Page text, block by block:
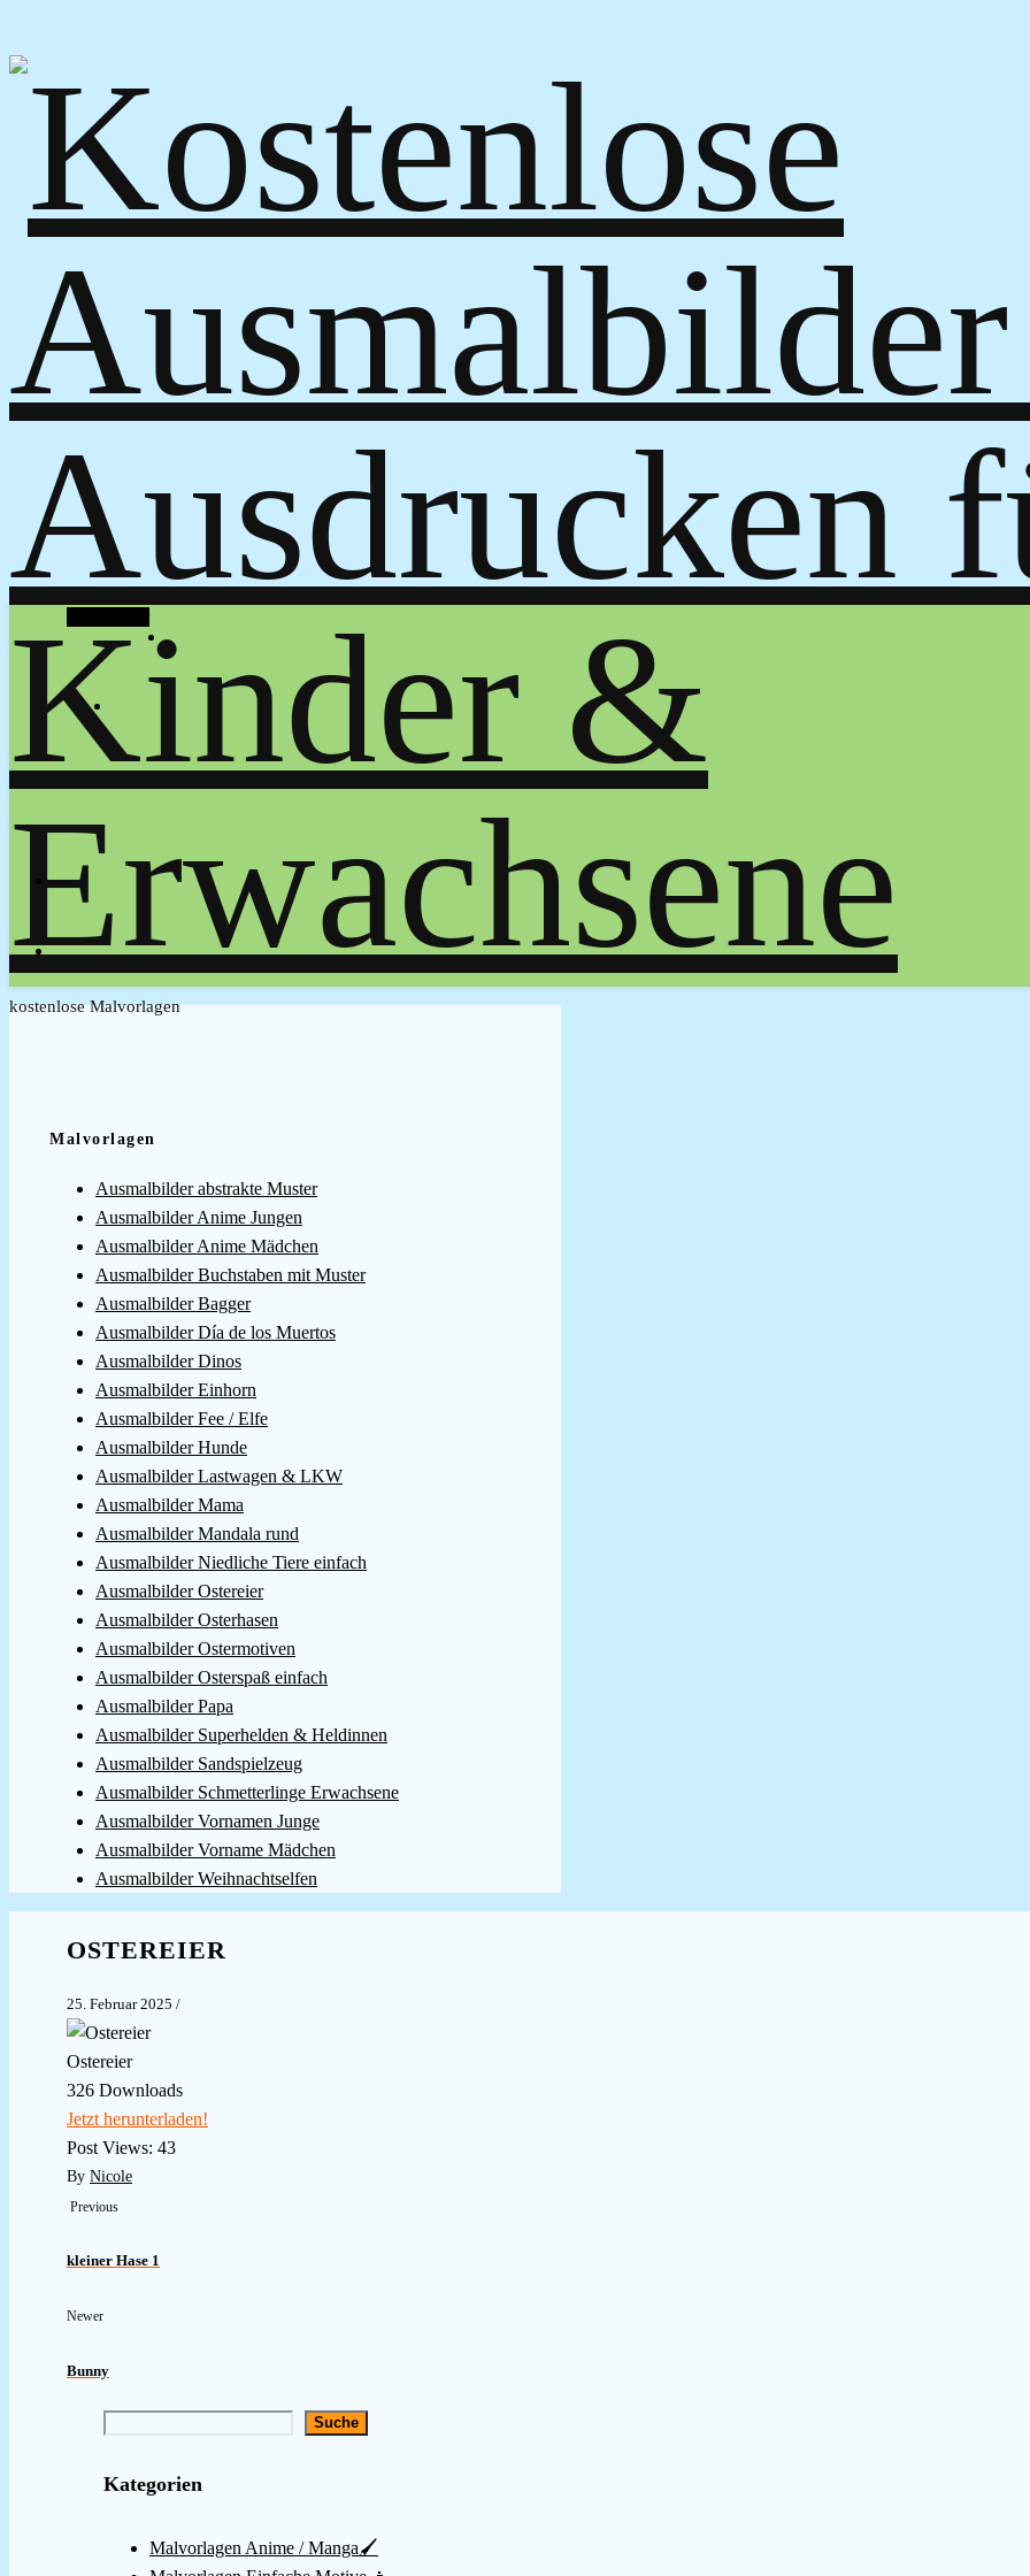
kostenlose Malvorlagen
Malvorlagen
Ausmalbilder abstrakte Muster
Ausmalbilder Anime Jungen
Ausmalbilder Anime Mädchen
Ausmalbilder Buchstaben mit Muster
Ausmalbilder Bagger
Ausmalbilder Día de los Muertos
Ausmalbilder Dinos
Ausmalbilder Einhorn
Ausmalbilder Fee / Elfe
Ausmalbilder Hunde
Ausmalbilder Lastwagen & LKW
Ausmalbilder Mama
Ausmalbilder Mandala rund
Ausmalbilder Niedliche Tiere einfach
Ausmalbilder Ostereier
Ausmalbilder Osterhasen
Ausmalbilder Ostermotiven
Ausmalbilder Osterspaß einfach
Ausmalbilder Papa
Ausmalbilder Superhelden & Heldinnen
Ausmalbilder Sandspielzeug
Ausmalbilder Schmetterlinge Erwachsene
Ausmalbilder Vornamen Junge
Ausmalbilder Vorname Mädchen
Ausmalbilder Weihnachtselfen
OSTEREIER
25. Februar 2025 /
Ostereier
326 Downloads
Jetzt herunterladen!
Post Views: 43
By Nicole
Previous
kleiner Hase 1
Newer
Bunny
Suche
Kategorien
Malvorlagen Anime / Manga🖌️